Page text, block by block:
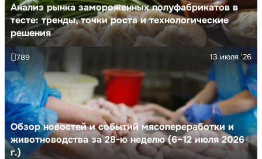
Анализ рынка замороженных полуфабрикатов в
тесте: тренды, точки роста и технологические
решения
Обзор новостей и событий мясопереработки и
животноводства за 28-ю неделю (6–12 июля 2026
г.)
13 июля '26
789